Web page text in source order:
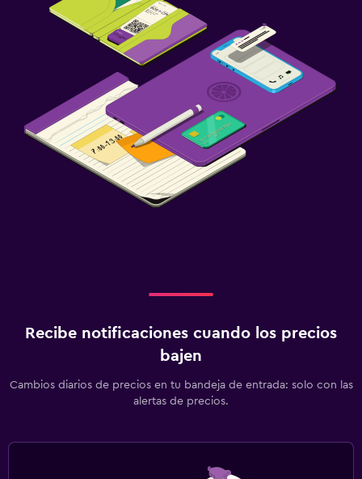
Recibe notificaciones cuando los precios
bajen
Cambios diarios de precios en tu bandeja de entrada: solo con las
alertas de precios.